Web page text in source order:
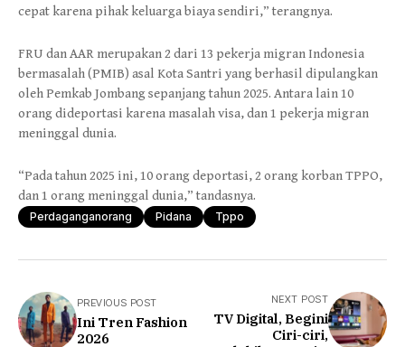
cepat karena pihak keluarga biaya sendiri,” terangnya.
FRU dan AAR merupakan 2 dari 13 pekerja migran Indonesia
bermasalah (PMIB) asal Kota Santri yang berhasil dipulangkan
oleh Pemkab Jombang sepanjang tahun 2025. Antara lain 10
orang dideportasi karena masalah visa, dan 1 pekerja migran
meninggal dunia.
“Pada tahun 2025 ini, 10 orang deportasi, 2 orang korban TPPO,
dan 1 orang meninggal dunia,” tandasnya.
Perdaganganorang Pidana Tppo
PREVIOUS POST
Ini Tren Fashion
2026
NEXT POST
TV Digital, Begini
Ciri-ciri,